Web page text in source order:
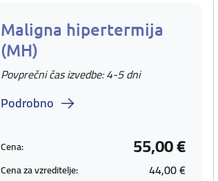
Maligna hipertermija
(MH)
Povprečni čas izvedbe: 4-5 dni
Podrobno
Cena: 55,00 €
Cena za vzreditelje: 44,00 €